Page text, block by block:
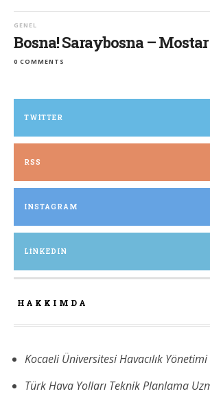
GENEL
Bosna! Saraybosna – Mostar
0 COMMENTS
TWITTER
RSS
INSTAGRAM
LINKEDIN
HAKKIMDA
Kocaeli Üniversitesi Havacılık
Türk Hava Yolları Teknik Planlama